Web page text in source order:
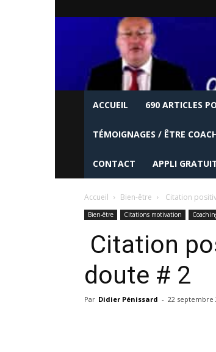
ACCUEIL 690 ARTICLES
TÉMOIGNAGES / ÊTRE
CONTACT APPLI
Accueil Bien-être Citation
Bien-être Citations motivation
Citation
doute # 2
Par Didier Pénissard - 22 septembre